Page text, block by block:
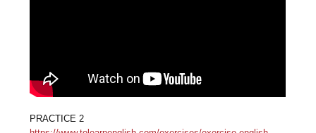
PRACTICE 2